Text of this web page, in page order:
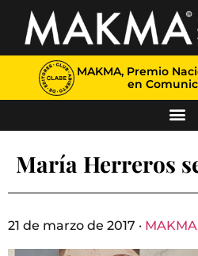
MAKMA, Premio
en
María Herreros
21 de marzo de 2017 · MAKMA